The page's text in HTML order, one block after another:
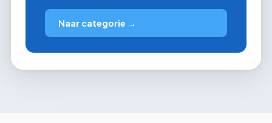
Naar categorie →